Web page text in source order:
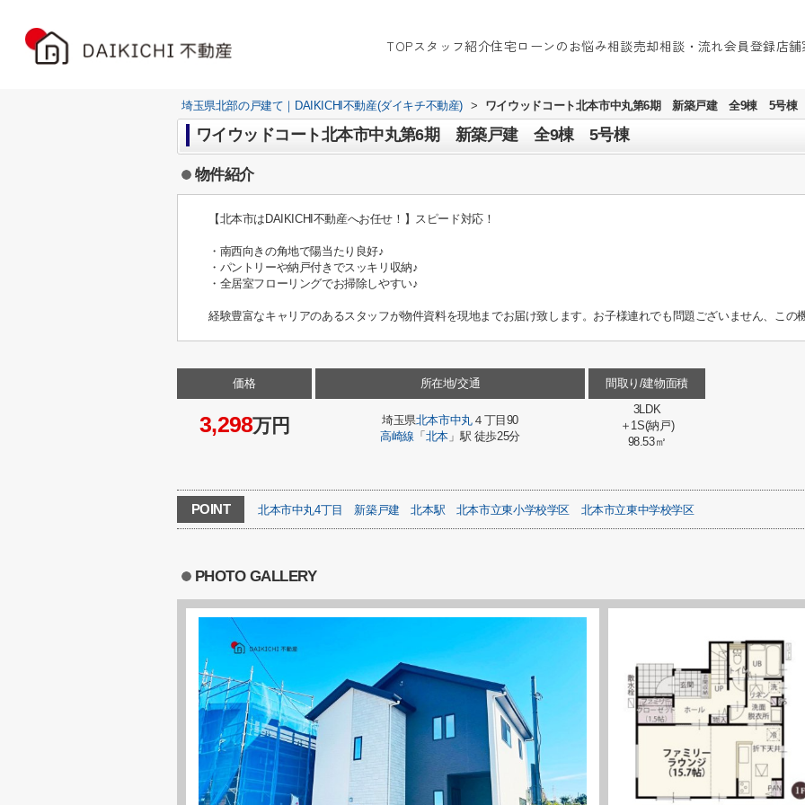
TOPスタッフ紹介住宅ローンのお悩み相談売却相談・流れ会員登録店
埼玉県北部の戸建て｜DAIKICHI不動産(ダイキチ不動産) > ワイウッドコート北本市中丸第6期 新築戸建 全9棟 5号棟
ワイウッドコート北本市中丸第6期 新築戸建 全9棟 5号棟
物件紹介
【北本市はDAIKICHI不動産へお任せ！】スピード対応！
・南西向きの角地で陽当たり良好♪
・パントリーや納戸付きでスッキリ収納♪
・全居室フローリングでお掃除しやすい♪
経験豊富なキャリアのあるスタッフが物件資料を現地までお届け致します。お子様連れでも問題ございません、この
価格
3,298万円
所在地/交通
埼玉県北本市中丸４丁目90
高崎線 「 北本」駅 徒歩25分
間取り/建物面積
3LDK
＋1S(納戸)
98.53㎡
POINT 北本市中丸4丁目 新築戸建 北本駅 北本市立東小学校学区 北本市立東中学校学区
PHOTO GALLERY